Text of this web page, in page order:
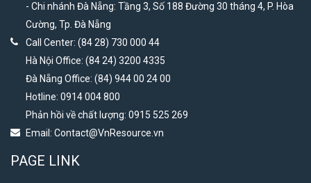
- Chi nhánh Đà Nẵng: Tầng 3, Số 188 Đường 30 tháng 4, P. Hòa
Cường, Tp. Đà Nẵng
Call Center: (84 28) 730 000 44
Hà Nội Office: (84 24) 3200 4335
Đà Nẵng Office: (84) 944 00 24 00
Hotline: 0914 004 800
Phản hồi về chất lượng: 0915 525 269
Email: Contact@VnResource.vn
PAGE LINK